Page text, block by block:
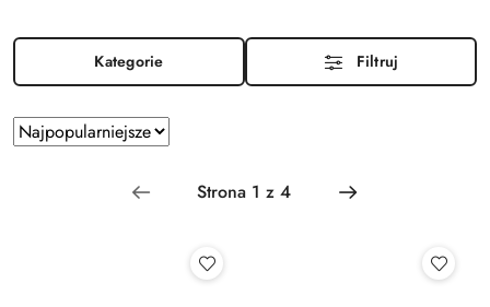
Kategorie Filtruj
Zastosowano
sortowanie:
Najpopularniejsze.
Sortuj
według